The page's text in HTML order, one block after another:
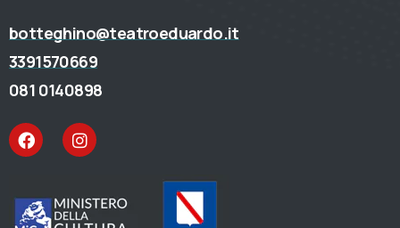
botteghino@teatroeduardo.it
3391570669
081 0140898